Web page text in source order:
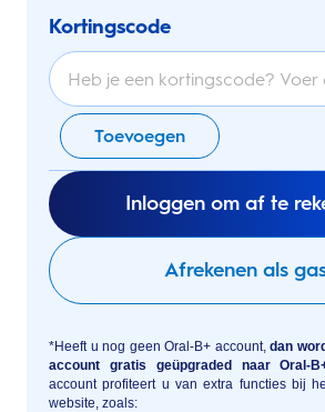
Kortingscode
Toevoegen
Inloggen om af te
Afrekenen als
*Heeft u nog geen Oral-B+ account, dan
account gratis geüpgraded naar Oral-
account profiteert u van extra functies bij
website, zoals: